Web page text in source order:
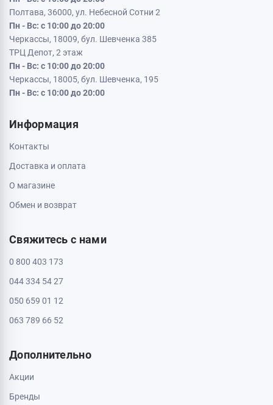
Кременчуг, 39600, ул. Соборная 9/16
Пн - Вс: с 10:00 до 20:00
Кривой Рог, 50000, проспект Металлургов 33
Кропивницкий, 25006, ул. Большая Перспективная 48
Полтава, 36000, ул. Небесной Сотни 2
Пн - Вс: с 10:00 до 20:00
ТРЦ Депот, 2 этаж
Черкассы, 18005, бул. Шевченка, 195
Информация
Контакты
Доставка и оплата
Обмен и возврат
Свяжитесь с нами